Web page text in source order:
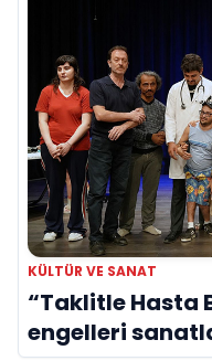
KÜLTÜR VE SANAT
“Taklitle Hasta
engelleri